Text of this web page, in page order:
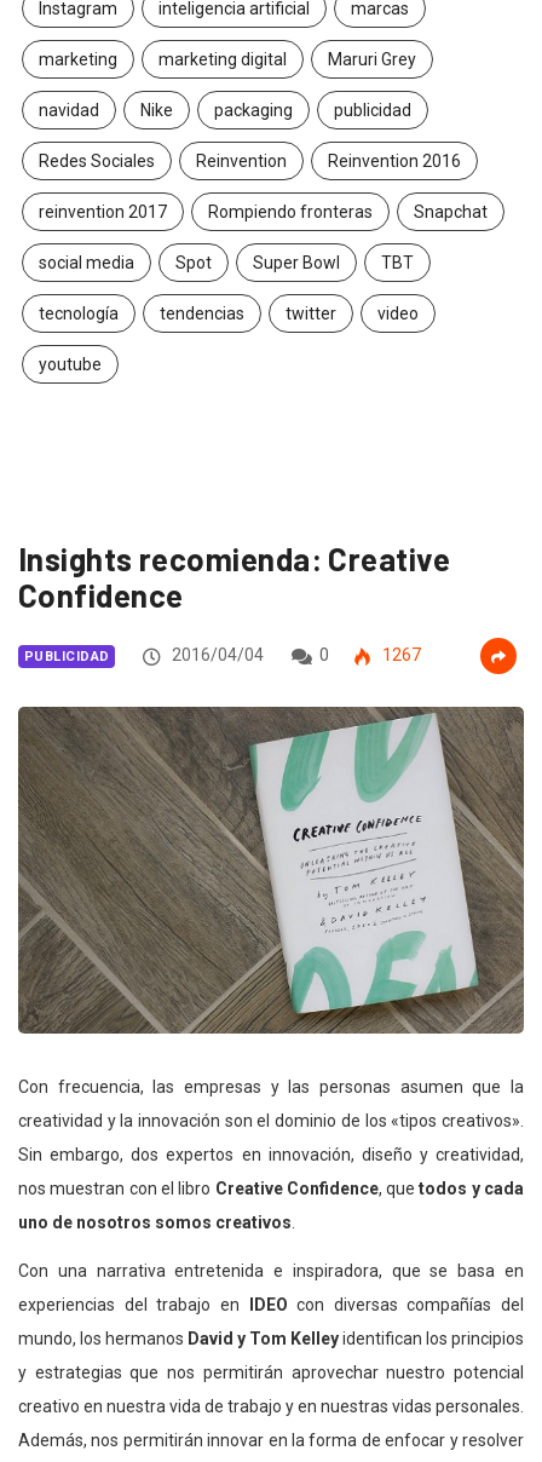
Instagram inteligencia artificial marcas
marketing marketing digital Maruri Grey
navidad Nike packaging publicidad
Redes Sociales Reinvention Reinvention 2016
reinvention 2017 Rompiendo fronteras Snapchat
social media Spot Super Bowl TBT
tecnología tendencias twitter video
youtube
Insights recomienda: Creative
Confidence
PUBLICIDAD 2016/04/04 0 1267
Con frecuencia, las empresas y las personas asumen que la
creatividad y la innovación son el dominio de los «tipos creativos».
Sin embargo, dos expertos en innovación, diseño y creatividad,
nos muestran con el libro Creative Confidence, quetodos y cada
uno de nosotros somos creativos
Con una narrativa entretenida e inspiradora, que se basa en
experiencias del trabajo en IDEO con diversas compañías del
mundo, los hermanos David y Tom Kelleyidentifican los principios
y estrategias que nos permitirán aprovechar nuestro potencial
creativo en nuestra vida de trabajo y en nuestras vidas personales.
Además, nos permitirán innovar en la forma de enfocar y resolver